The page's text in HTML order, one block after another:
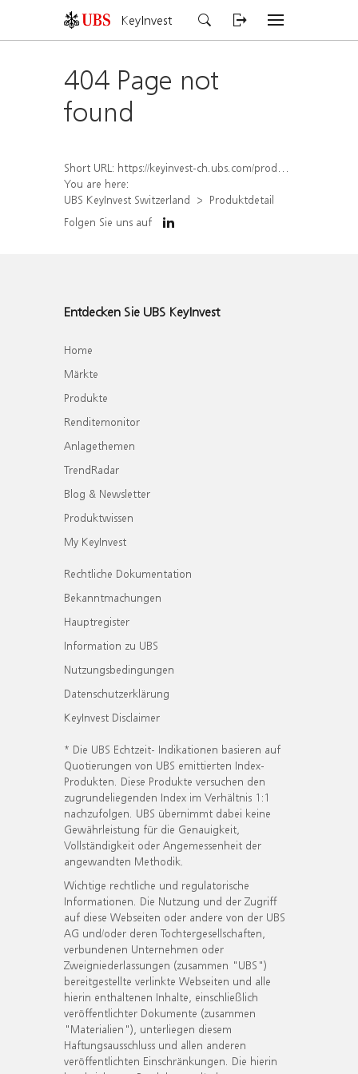
KeyInvest
404 Page not
found
Short URL: https://keyinvest-ch.ubs.com/produkt/detail/index/isin/CH1572302722
You are here:
UBS KeyInvest Switzerland
Produktdetail
Folgen Sie uns auf
Entdecken Sie UBS KeyInvest
Home
Märkte
Produkte
Renditemonitor
Anlagethemen
TrendRadar
Blog & Newsletter
Produktwissen
My KeyInvest
Rechtliche Dokumentation
Bekanntmachungen
Hauptregister
Information zu UBS
Nutzungsbedingungen
Datenschutzerklärung
KeyInvest Disclaimer
* Die UBS Echtzeit- Indikationen basieren auf
Quotierungen von UBS emittierten Index-
Produkten. Diese Produkte versuchen den
zugrundeliegenden Index im Verhältnis 1:1
nachzufolgen. UBS übernimmt dabei keine
Gewährleistung für die Genauigkeit,
Vollständigkeit oder Angemessenheit der
angewandten Methodik.
Wichtige rechtliche und regulatorische
Informationen. Die Nutzung und der Zugriff
auf diese Webseiten oder andere von der UBS
AG und/oder deren Tochtergesellschaften,
verbundenen Unternehmen oder
Zweigniederlassungen (zusammen "UBS")
bereitgestellte verlinkte Webseiten und alle
hierin enthaltenen Inhalte, einschließlich
veröffentlichter Dokumente (zusammen
"Materialien"), unterliegen diesem
Haftungsausschluss und allen anderen
veröffentlichten Einschränkungen. Die hierin